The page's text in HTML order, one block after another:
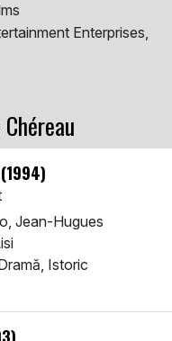
Enterprises,
Jean-Hugues
Istoric